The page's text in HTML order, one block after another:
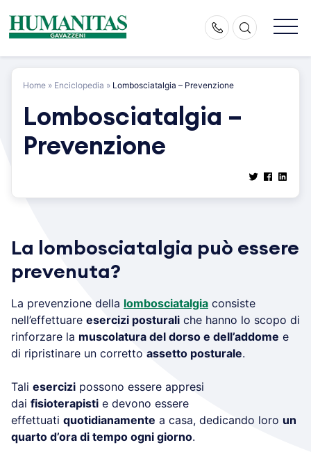
content
Home » Enciclopedia » Lombosciatalgia – Prevenzione
Lombosciatalgia –
Prevenzione
La lombosciatalgia può essere
prevenuta?
La prevenzione della lombosciatalgia consiste
nell’effettuare esercizi posturali che hanno lo scopo di
rinforzare la muscolatura del dorso e dell’addome e
di ripristinare un corretto assetto posturale.
Tali esercizi possono essere appresi
dai fisioterapisti e devono essere
effettuati quotidianamente a casa, dedicando loro un
quarto d’ora di tempo ogni giorno.